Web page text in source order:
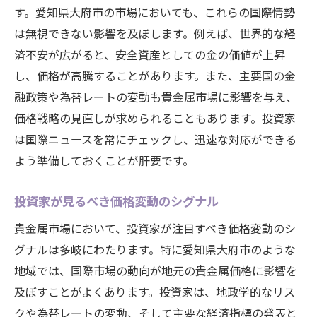
す。愛知県大府市の市場においても、これらの国際情勢
は無視できない影響を及ぼします。例えば、世界的な経
済不安が広がると、安全資産としての金の価値が上昇
し、価格が高騰することがあります。また、主要国の金
融政策や為替レートの変動も貴金属市場に影響を与え、
価格戦略の見直しが求められることもあります。投資家
は国際ニュースを常にチェックし、迅速な対応ができる
よう準備しておくことが肝要です。
投資家が見るべき価格変動のシグナル
貴金属市場において、投資家が注目すべき価格変動のシ
グナルは多岐にわたります。特に愛知県大府市のような
地域では、国際市場の動向が地元の貴金属価格に影響を
及ぼすことがよくあります。投資家は、地政学的なリス
クや為替レートの変動、そして主要な経済指標の発表と